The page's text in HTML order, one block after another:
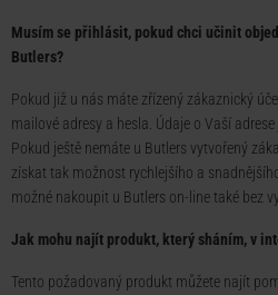
Musím se přihlásit, pokud chci učinit
Butlers?
Pokud již u nás máte zřízený zákaznický
mailové adresy a hesla. Údaje o Vaší
Pokud ještě nemáte u Butlers vytvořený
získat tak možnost rychlejšího a
možné nakoupit u Butlers on-line také bez
Jak mohu najít produkt, který sháním, v
Tento požadovaný produkt můžete najít